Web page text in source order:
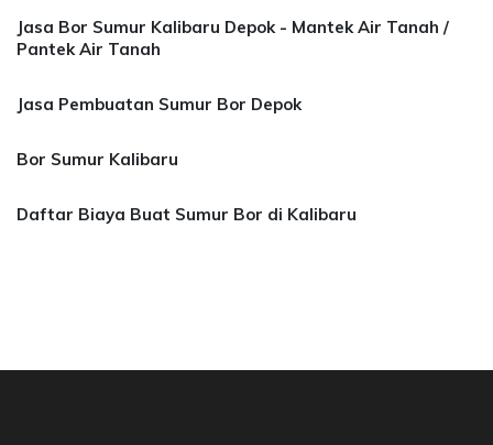
Jasa Bor Sumur Kalibaru Depok - Mantek Air Tanah /
Pantek Air Tanah
Jasa Pembuatan Sumur Bor Depok
Bor Sumur Kalibaru
Daftar Biaya Buat Sumur Bor di Kalibaru